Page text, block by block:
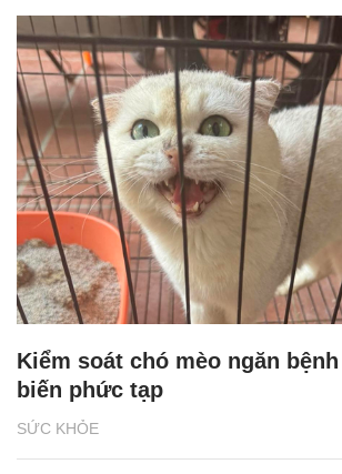
SỨC KHỎE
Kiểm soát chó mèo ngăn
biến phức tạp